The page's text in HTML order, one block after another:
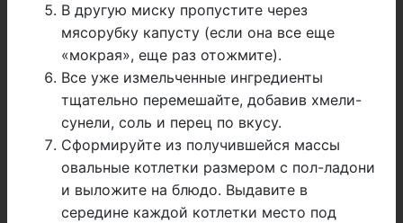
В другую миску пропустите через
мясорубку капусту (если она все еще
«мокрая», еще раз отожмите).
Все уже измельченные ингредиенты
тщательно перемешайте, добавив хмели-
сунели, соль и перец по вкусу.
Сформируйте из получившейся массы
овальные котлетки размером с пол-ладони
и выложите на блюдо. Выдавите в
середине каждой котлетки место под